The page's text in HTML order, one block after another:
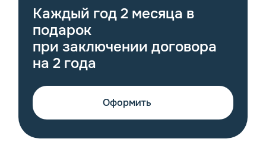
Каждый год 2 месяца в
подарок
при заключении договора
на 2 года
Оформить